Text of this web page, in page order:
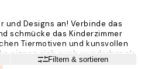
und Designs an! Verbinde das
schmücke das Kinderzimmer
Tiermotiven und kunsvollen
eignen sich auch wunderbar als
oder Taufen!Filtern & sortieren